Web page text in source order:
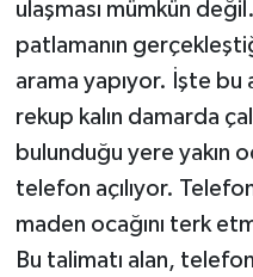
ulaşması mümkün
patlamanın
arama yapıyor. İşte
rekup kalın damarda
bulunduğu yere yakın
telefon açılıyor.
maden ocağını terk
Bu talimatı alan,